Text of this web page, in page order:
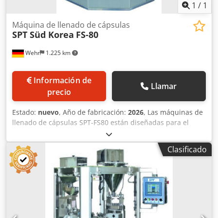
1 / 1
Wehr 1.225 km
Máquina de llenado de cápsulas
SPT Süd Korea FS-80
Información de
precio
Llamar
Estado: nuevo, Año de fabricación: 2026, Las máquinas de
llenado de cápsulas SPT-FS80 están diseñadas para el
llenado completamente automático de cápsulas de
gelatina dura de los tamaños #00 a #4 (opcionalmente
#000 y 5) con polvo, granulado o gránulos en el sector
farmacéutico y de suplementos alimenticios. La
dosificación se realiza mediante un disco dosificador, que
garantiza una alta precisión en la cantidad de llenado.
Dodpfx Anjdy Dynewjkr La nueva serie SPT de máquinas de
llenado de cápsulas completamente automáticas permite:
Tamaños de cápsulas de #000 a 5 Encapsulación de polvo,
Clasificado